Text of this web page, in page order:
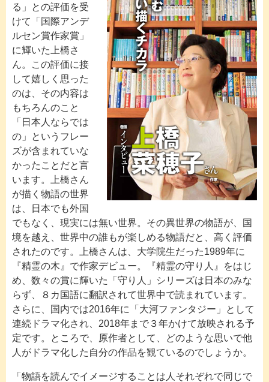
る」との評価を受
けて「国際アンデ
ルセン賞作家賞」
に輝いた上橋さ
ん。この評価に接
して嬉しく思った
のは、その内容は
もちろんのこと
「日本人ならでは
の」というフレー
ズが含まれていな
かったことだと言
います。上橋さん
が描く物語の世界
は、日本でも外国
でもなく、現実には無い世界。その異世界の物語が、国
境を越え、世界中の誰もが楽しめる物語だと、高く評価
されたのです。上橋さんは、大学院生だった1989年に
『精霊の木』で作家デビュー。『精霊の守り人』をはじ
め、数々の賞に輝いた「守り人」シリーズは日本のみな
らず、８カ国語に翻訳されて世界中で読まれています。
さらに、国内では2016年に「大河ファンタジー」として
連続ドラマ化され、2018年まで３年かけて放映される予
定です。ところで、原作者として、どのような思いで他
人がドラマ化した自分の作品を観ているのでしょうか。
「物語を読んでイメージすることは人それぞれで同じで